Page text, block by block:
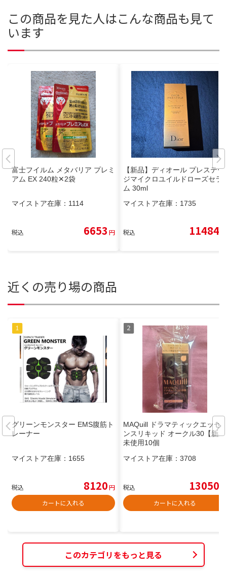
この商品を見た人はこんな商品も見て
います
富士フイルム メタバリア プレミ
アム EX 240粒✕2袋
マイストア在庫： 1114
税込 6653 円
【新品】ディオール プレステー
ジマイクロユイルドローズセラ
ム 30ml
マイストア在庫： 1735
税込 11484
近くの売り場の商品
グリーンモンスター EMS腹筋ト
レーナー
マイストア在庫： 1655
税込 8120円
カートに入れる
MAQuill ドラマティックエッセ
ンスリキッド オークル30【新品
未使用10個
マイストア在庫： 3708
税込 13050
カートに入れる
このカテゴリをもっと見る